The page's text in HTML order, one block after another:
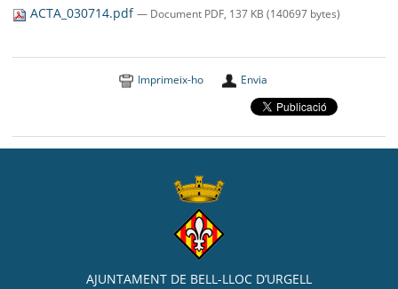
ACTA_030714.pdf— Document PDF, 137 KB (140697 bytes)
Imprimeix-ho Envia
AJUNTAMENT DE BELL-LLOC D’URGELL